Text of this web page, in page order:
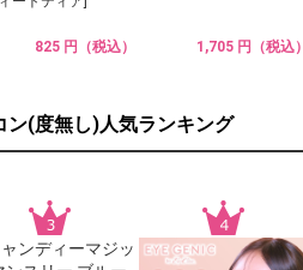
825 円（税込） 1,705 円（税込）
ン(度無し)人気ランキング